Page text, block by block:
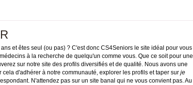
et êtes seul (ou pas) ? C'est donc CS4Seniors le site idéal pour vous
à la recherche de quelqu'un comme vous. Que ce soit pour une
sur notre site des profils diversifiés et de qualité. Nous avons une
d'adhérer à notre communauté, explorer les profils et taper sur je
N'attendez pas sur un site banal qui ne vous convient pas. Au